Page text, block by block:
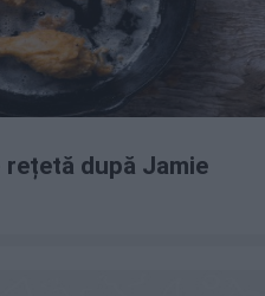
după Jamie